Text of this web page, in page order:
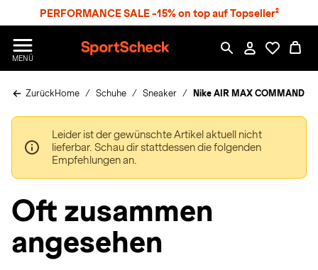
PERFORMANCE SALE -15% on top auf Topseller²
MENÜ
p
r
c
h
e
ZurückHome Schuhe Sneaker Nike AIR MAX COMMAND
Leider ist der gewünschte Artikel aktuell nicht
lieferbar. Schau dir stattdessen die folgenden
Empfehlungen an.
Oft zusammen
angesehen